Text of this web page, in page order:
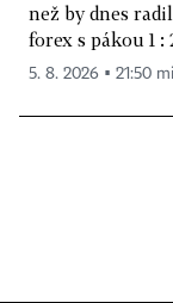
než by dnes
forex s pákou 1
5. 8. 2026 ▪ 21:50